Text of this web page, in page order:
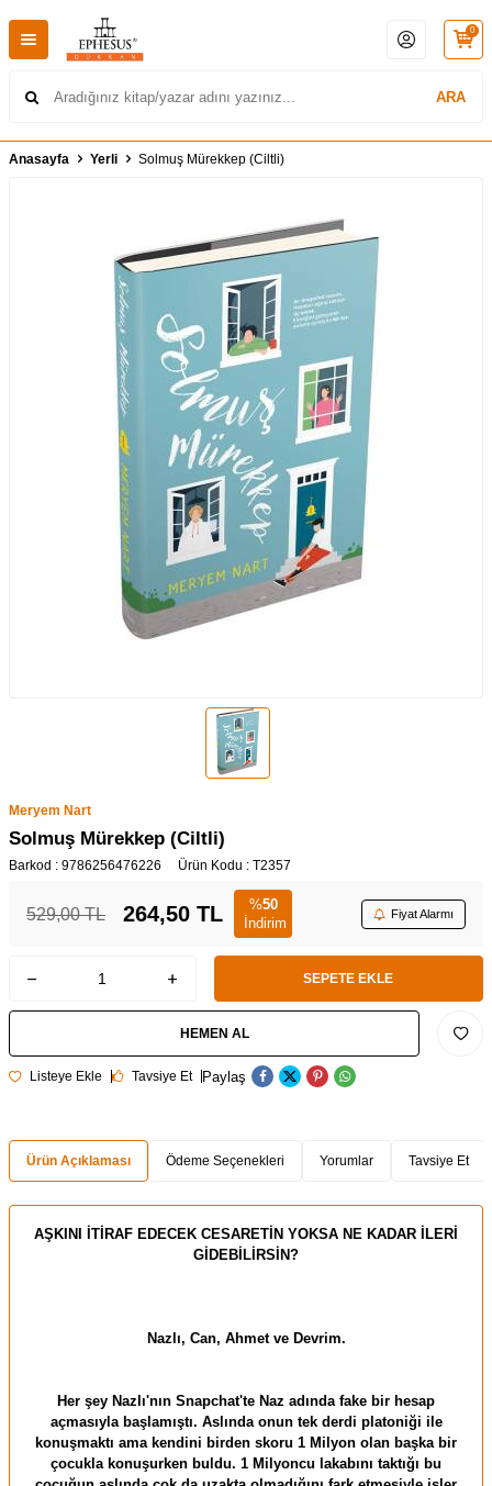
ARA
0
Anasayfa Yerli Solmuş Mürekkep (Ciltli)
Meryem Nart
Solmuş Mürekkep (Ciltli)
Barkod : 9786256476226 Ürün Kodu : T2357
529,00TL 264,50 TL %50
İndirim
Fiyat Alarmı
SEPETE EKLE
HEMEN AL
Listeye Ekle Tavsiye Et Paylaş
Ürün Açıklaması Ödeme Seçenekleri Yorumlar Tavsiye Et
AŞKINI İTİRAF EDECEK CESARETİN YOKSA NE KADAR İLERİ
GİDEBİLİRSİN?
Nazlı, Can, Ahmet ve Devrim.
Her şey Nazlı'nın Snapchat'te Naz adında fake bir hesap
açmasıyla başlamıştı. Aslında onun tek derdi platoniği ile
konuşmaktı ama kendini birden skoru 1 Milyon olan başka bir
çocukla konuşurken buldu. 1 Milyoncu lakabını taktığı bu